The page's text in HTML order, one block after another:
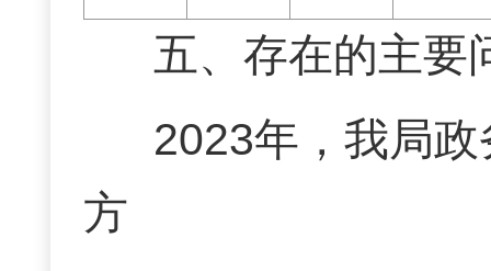
五、存在的主要
2023年，我局
方